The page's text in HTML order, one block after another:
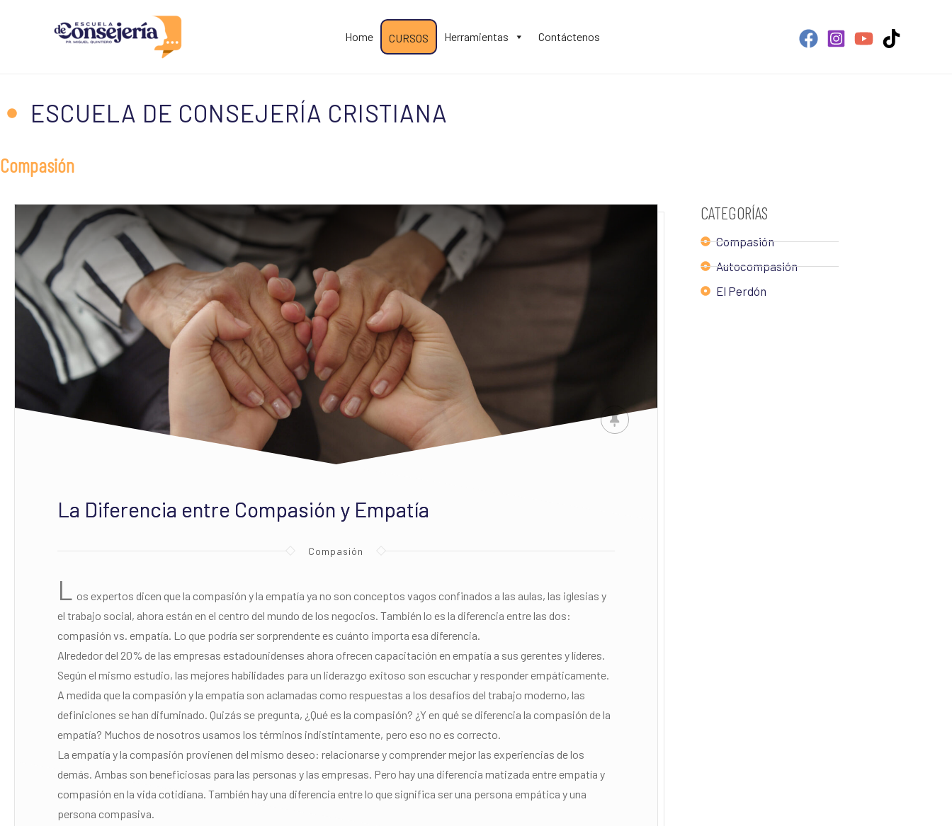
Home CURSOS Herramientas Contáctenos
ESCUELA DE CONSEJERÍA CRISTIANA
Compasión
La Diferencia entre Compasión y Empatía
Compasión
L os expertos dicen que la compasión y la empatía ya no son conceptos vagos confinados a las aulas, las iglesias y
el trabajo social, ahora están en el centro del mundo de los negocios. También lo es la diferencia entre las dos:
compasión vs. empatía. Lo que podría ser sorprendente es cuánto importa esa diferencia.
Alrededor del 20% de las empresas estadounidenses ahora ofrecen capacitación en empatía a sus gerentes y líderes.
Según el mismo estudio, las mejores habilidades para un liderazgo exitoso son escuchar y responder empáticamente.
A medida que la compasión y la empatía son aclamadas como respuestas a los desafíos del trabajo moderno, las
definiciones se han difuminado. Quizás se pregunta, ¿Qué es la compasión? ¿Y en qué se diferencia la compasión de la
empatía? Muchos de nosotros usamos los términos indistintamente, pero eso no es correcto.
La empatía y la compasión provienen del mismo deseo: relacionarse y comprender mejor las experiencias de los
demás. Ambas son beneficiosas para las personas y las empresas. Pero hay una diferencia matizada entre empatía y
compasión en la vida cotidiana. También hay una diferencia entre lo que significa ser una persona empática y una
persona compasiva.
CATEGORÍAS
Compasión
Autocompasión
El Perdón